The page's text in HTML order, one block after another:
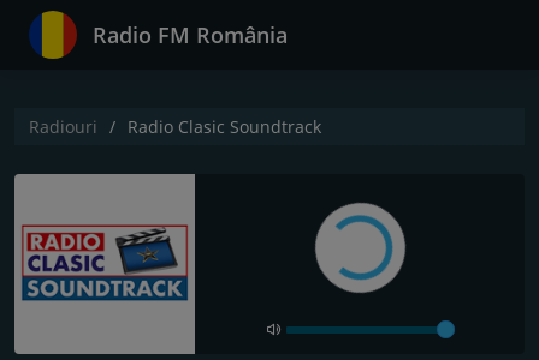
Radio FM România
Radiouri Radio Clasic Soundtrack